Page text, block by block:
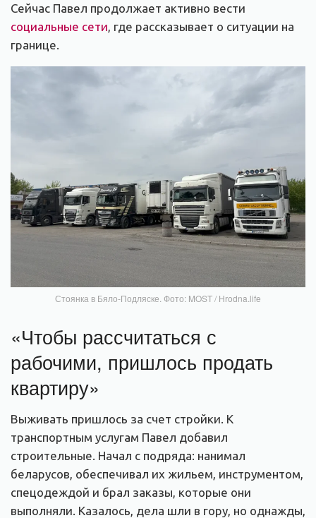
Сейчас Павел продолжает активно вести
социальные сети, где рассказывает о ситуации на
границе.
Стоянка в Бяло-Подляске. Фото: MOST / Hrodna.life
«Чтобы рассчитаться с
рабочими, пришлось продать
квартиру»
Выживать пришлось за счет стройки. К
транспортным услугам Павел добавил
строительные. Начал с подряда: нанимал
беларусов, обеспечивал их жильем, инструментом,
спецодеждой и брал заказы, которые они
выполняли. Казалось, дела шли в гору, но однажды,